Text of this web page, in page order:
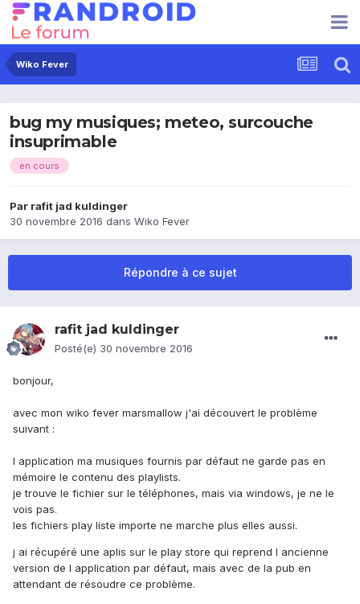
Wiko Fever
bug my musiques; meteo, surcouche
insuprimable
en cours
Par rafit jad kuldinger
30 novembre 2016 dans Wiko Fever
Répondre à ce sujet
rafit jad kuldinger
Posté(e) 30 novembre 2016
bonjour,
avec mon wiko fever marsmallow j'ai découvert le problème
suivant :
l application ma musiques fournis par défaut ne garde pas en
mémoire le contenu des playlists.
je trouve le fichier sur le téléphones, mais via windows, je ne le
vois pas.
les fichiers play liste importe ne marche plus elles aussi.
j ai récupéré une aplis sur le play store qui reprend l ancienne
version de l application par défaut, mais avec de la pub en
attendant de résoudre ce problème.